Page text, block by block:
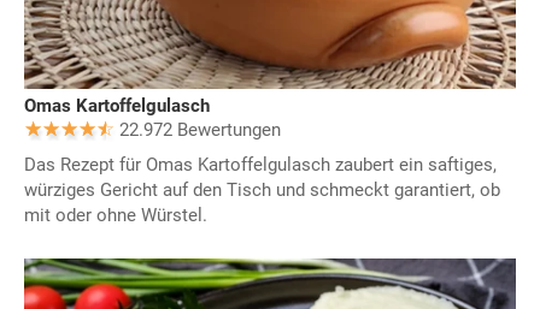
Omas Kartoffelgulasch
22.972 Bewertungen
Das Rezept für Omas Kartoffelgulasch zaubert ein saftiges,
würziges Gericht auf den Tisch und schmeckt garantiert, ob
mit oder ohne Würstel.